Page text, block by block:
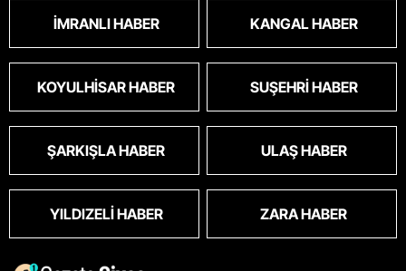
İMRANLI HABER KANGAL HABER
KOYULHISAR HABER SUŞEHRI HABER
ŞARKIŞLA HABER ULAŞ HABER
YILDIZELI HABER ZARA HABER